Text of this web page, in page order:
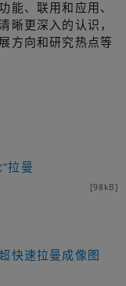
能、联用和应用、
晰更深入的认识，
方向和研究热点等
拉曼
[98kB]
快速拉曼成像图